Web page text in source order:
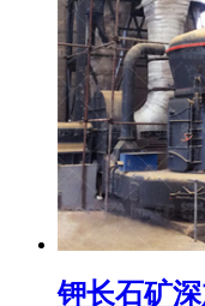
钾长石矿